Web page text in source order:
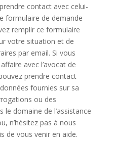
contact avec celui-
formulaire de demande
remplir ce formulaire
votre situation et de
par email. Si vous
avec l’avocat de
prendre contact
fournies sur sa
ou des
le domaine de l’assistance
n’hésitez pas à nous
de vous venir en aide.